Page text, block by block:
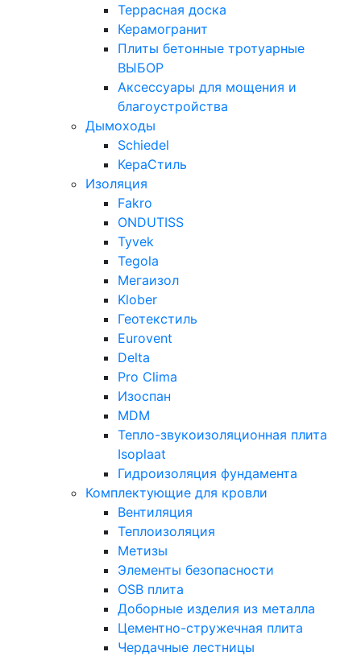
Террасная доска
Керамогранит
Плиты бетонные тротуарные
ВЫБОР
Аксессуары для мощения и
благоустройства
Дымоходы
Schiedel
КераСтиль
Изоляция
Fakro
ONDUTISS
Tyvek
Tegola
Мегаизол
Klober
Геотекстиль
Eurovent
Delta
Pro Clima
Изоспан
MDM
Тепло-звукоизоляционная плита
Isoplaat
Гидроизоляция фундамента
Комплектующие для кровли
Вентиляция
Теплоизоляция
Метизы
Элементы безопасности
OSB плита
Доборные изделия из металла
Цементно-стружечная плита
Чердачные лестницы